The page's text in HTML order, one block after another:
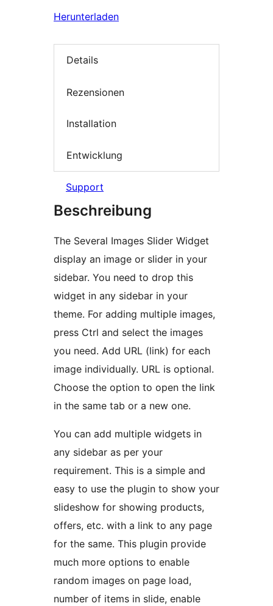
Herunterladen
Details
Rezensionen
Installation
Entwicklung
Support
Beschreibung
The Several Images Slider Widget
display an image or slider in your
sidebar. You need to drop this
widget in any sidebar in your
theme. For adding multiple images,
press Ctrl and select the images
you need. Add URL (link) for each
image individually. URL is optional.
Choose the option to open the link
in the same tab or a new one.
You can add multiple widgets in
any sidebar as per your
requirement. This is a simple and
easy to use the plugin to show your
slideshow for showing products,
offers, etc. with a link to any page
for the same. This plugin provide
much more options to enable
random images on page load,
number of items in slide, enable